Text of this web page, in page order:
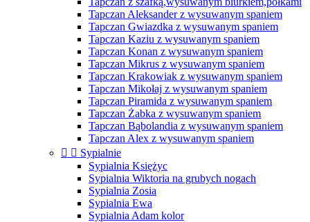
Tapczan Aleksander z wysuwanym spaniem
Tapczan Gwiazdka z wysuwanym spaniem
Tapczan Kaziu z wysuwanym spaniem
Tapczan Konan z wysuwanym spaniem
Tapczan Mikrus z wysuwanym spaniem
Tapczan Krakowiak z wysuwanym spaniem
Tapczan Mikołaj z wysuwanym spaniem
Tapczan Piramida z wysuwanym spaniem
Tapczan Żabka z wysuwanym spaniem
Tapczan Bąbolandia z wysuwanym spaniem
Tapczan Alex z wysuwanym spaniem
  Sypialnie
Sypialnia Księżyc
Sypialnia Wiktoria na grubych nogach
Sypialnia Zosia
Sypialnia Ewa
Sypialnia Adam kolor